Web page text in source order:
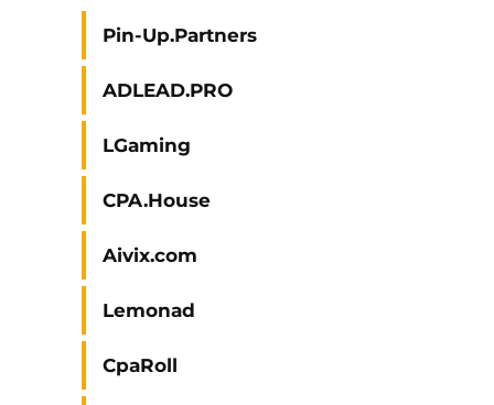
Pin-Up.Partners
ADLEAD.PRO
LGaming
CPA.House
Aivix.com
Lemonad
CpaRoll